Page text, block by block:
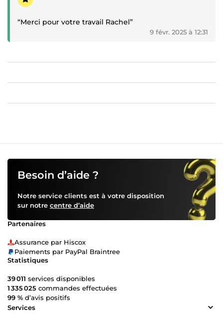
“Merci pour votre travail Rachel”
9 févr. 2025 à 12:31
Besoin d’aide ?
Notre service clients est à votre disposition
sur notre centre d’aide
Partenaires
Assurance par Hiscox
Paiements par PayPal Braintree
Statistiques
39 011 services disponibles
1 335 025 commandes effectuées
99 % d’avis positifs
Services